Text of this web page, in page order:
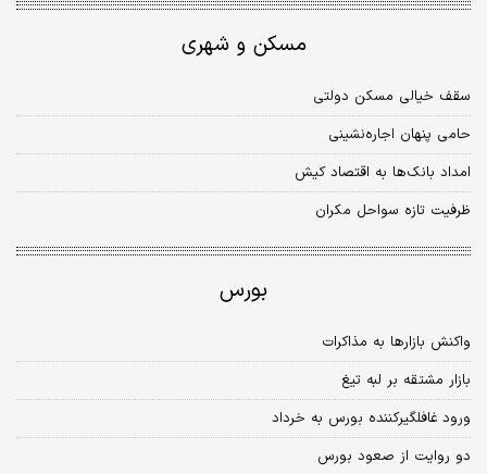
مسکن و شهری
سقف خیالی مسکن دولتی
حامی پنهان اجاره‌نشینی
امداد بانک‌‌ها به اقتصاد کیش
ظرفیت تازه سواحل مکران
بورس
واکنش بازارها به مذاکرات
بازار مشتقه بر لبه تیغ
ورود غافلگیرکننده بورس به خرداد
دو روایت از صعود بورس